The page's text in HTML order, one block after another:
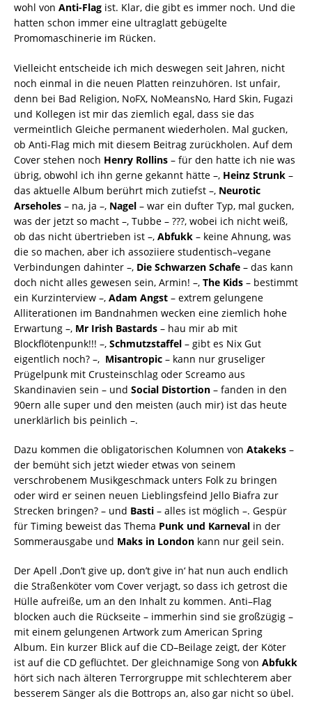
wohl von Anti-Flag ist. Klar, die gibt es immer noch. Und die
hatten schon immer eine ultraglatt gebügelte
Promomaschinerie im Rücken.
Vielleicht entscheide ich mich deswegen seit Jahren, nicht
noch einmal in die neuen Platten reinzuhören. Ist unfair,
denn bei Bad Religion, NoFX, NoMeansNo, Hard Skin, Fugazi
und Kollegen ist mir das ziemlich egal, dass sie das
vermeintlich Gleiche permanent wiederholen. Mal gucken,
ob Anti-Flag mich mit diesem Beitrag zurückholen. Auf dem
Cover stehen noch Henry Rollins – für den hatte ich nie was
übrig, obwohl ich ihn gerne gekannt hätte –, Heinz Strunk –
das aktuelle Album berührt mich zutiefst –, Neurotic
Arseholes – na, ja –, Nagel – war ein dufter Typ, mal gucken,
was der jetzt so macht –, Tubbe – ???, wobei ich nicht weiß,
ob das nicht übertrieben ist –, Abfukk – keine Ahnung, was
die so machen, aber ich assoziiere studentisch–vegane
Verbindungen dahinter –, Die Schwarzen Schafe – das kann
doch nicht alles gewesen sein, Armin! –, The Kids – bestimmt
ein Kurzinterview –, Adam Angst – extrem gelungene
Alliterationen im Bandnahmen wecken eine ziemlich hohe
Erwartung –, Mr Irish Bastards – hau mir ab mit
Blockflötenpunk!!! –, Schmutzstaffel – gibt es Nix Gut
eigentlich noch? –, Misantropic – kann nur gruseliger
Prügelpunk mit Crusteinschlag oder Screamo aus
Skandinavien sein – und Social Distortion – fanden in den
90ern alle super und den meisten (auch mir) ist das heute
unerklärlich bis peinlich –.
Dazu kommen die obligatorischen Kolumnen von Atakeks –
der bemüht sich jetzt wieder etwas von seinem
verschrobenem Musikgeschmack unters Folk zu bringen
oder wird er seinen neuen Lieblingsfeind Jello Biafra zur
Strecken bringen? – und Basti – alles ist möglich –. Gespür
für Timing beweist das Thema Punk und Karneval in der
Sommerausgabe und Maks in London kann nur geil sein.
Der Apell ‚Don’t give up, don’t give in‘ hat nun auch endlich
die Straßenköter vom Cover verjagt, so dass ich getrost die
Hülle aufreiße, um an den Inhalt zu kommen. Anti–Flag
blocken auch die Rückseite – immerhin sind sie großzügig –
mit einem gelungenen Artwork zum American Spring
Album. Ein kurzer Blick auf die CD–Beilage zeigt, der Köter
ist auf die CD geflüchtet. Der gleichnamige Song von Abfukk
hört sich nach älteren Terrorgruppe mit schlechterem aber
besserem Sänger als die Bottrops an, also gar nicht so übel.